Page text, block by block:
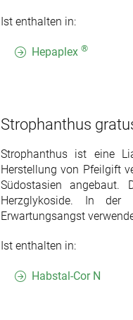
Ist enthalten in:
Hepaplex ®
Strophanthus
Strophanthus ist eine
Herstellung von Pfeilgift
Südostasien angebaut.
Herzglykoside. In der
Erwartungsangst
Ist enthalten in:
Habstal-Cor N